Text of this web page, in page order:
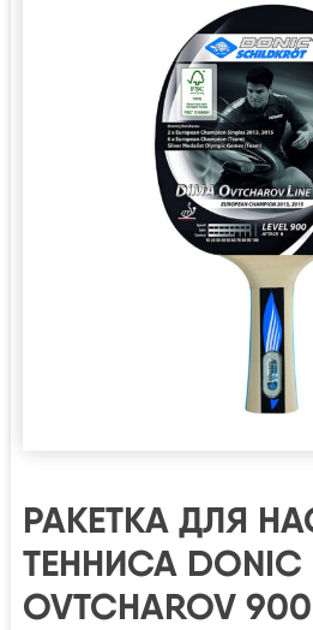
РАКЕТКА ДЛЯ
ТЕННИСА DONIC
OVTCHAROV 900